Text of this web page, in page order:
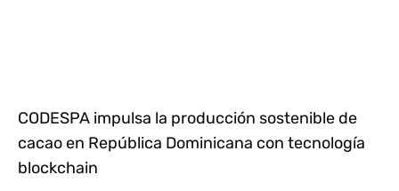
CODESPA impulsa la producción sostenible de
cacao en República Dominicana con tecnología
blockchain